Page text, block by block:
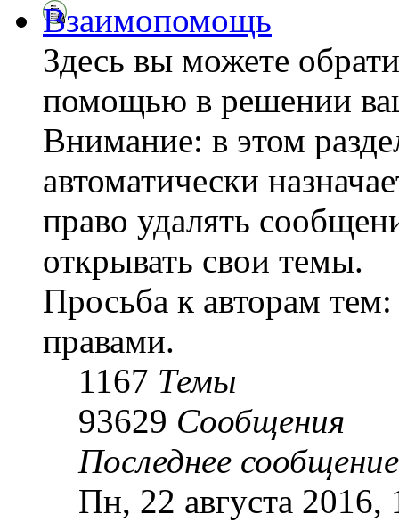
Взаимопомощь
Здесь вы можете
помощью в решении
Внимание: в этом
автоматически
право удалять
открывать свои темы.
Просьба к авторам
правами.
1167 Темы
93629 Сообщения
Последнее сообщение
Пн, 22 августа